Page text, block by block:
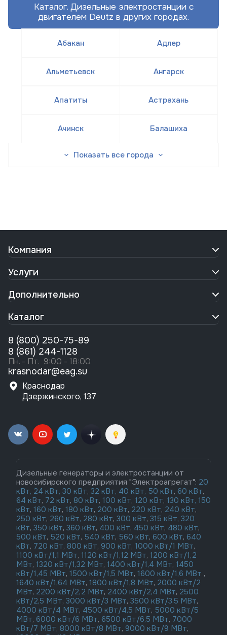
Каталог. Дизельные электростанции с
двигателем Deutz в других городах.
Абакан Адлер
Альметьевск Ангарск
Апатиты Астрахань
Ачинск Балашиха
Показать все города
Компания
Услуги
Дополнительно
Каталог
8 (800) 250-75-89
8 (861) 244-1128
Пн. - Пт. 9:00 - 18:00
krasnodar@eag.su
Краснодар
Дзержинского, 137
Дизельные генераторы и электростанции от
новосибирского предприятия "Электроагрегат": 20
кВт, 24 кВт, 30 кВт, 32 кВт, 40 кВт, 50 кВт, 60 кВт,
64 кВт, 72 кВт, 80 кВт, 100 кВт, 120 кВт, 130 кВт, 150
кВт, 160 кВт, 180 кВт, 200 кВт, 220 кВт, 240 кВт,
250 кВт, 260 кВт, 280 кВт, 300 кВт, 315 кВт, 320
кВт, 350 кВт, 360 кВт, 400 кВт, 450 кВт, 480 кВт,
500 кВт, 520 кВт, 540 кВт, 560 кВт, 600 кВт, 640
кВт, 720 кВт, 800 кВт, 900 кВт, 1000 кВт/1 МВт,
1100 кВт/1,1 МВт, 1120 кВт/1,12 МВт, 1200 кВт/1,2
МВт, 1320 кВт/1,32 МВт, 1400 кВт/1,4 МВт, 1450
кВт/1,45 МВт, 1500 кВт/1,5 МВт, 1600 кВт/1,6 МВт ,
1640 кВт/1,64 МВт, 1800 кВт/1,8 МВт, 2000 кВт/2
МВт, 2200 кВт/2,2 МВт, 2400 кВт/2,4 МВт, 2500
кВт/2,5 МВт, 3000 кВт/3 МВт, 3500 кВт/3,5 МВт,
4000 кВт/4 МВт, 4500 кВт/4,5 МВт, 5000 кВт/5
МВт, 6000 кВт/6 МВт, 6500 кВт/6,5 МВт, 7000
кВт/7 МВт, 8000 кВт/8 МВт, 9000 кВт/9 МВт,